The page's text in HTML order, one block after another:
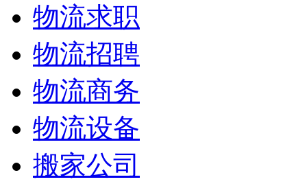
物流求职
物流招聘
物流商务
物流设备
搬家公司